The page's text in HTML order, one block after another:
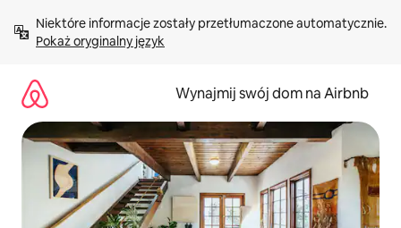
treści Pokaż oryginalny język
Wynajmij swój dom na Airbnb